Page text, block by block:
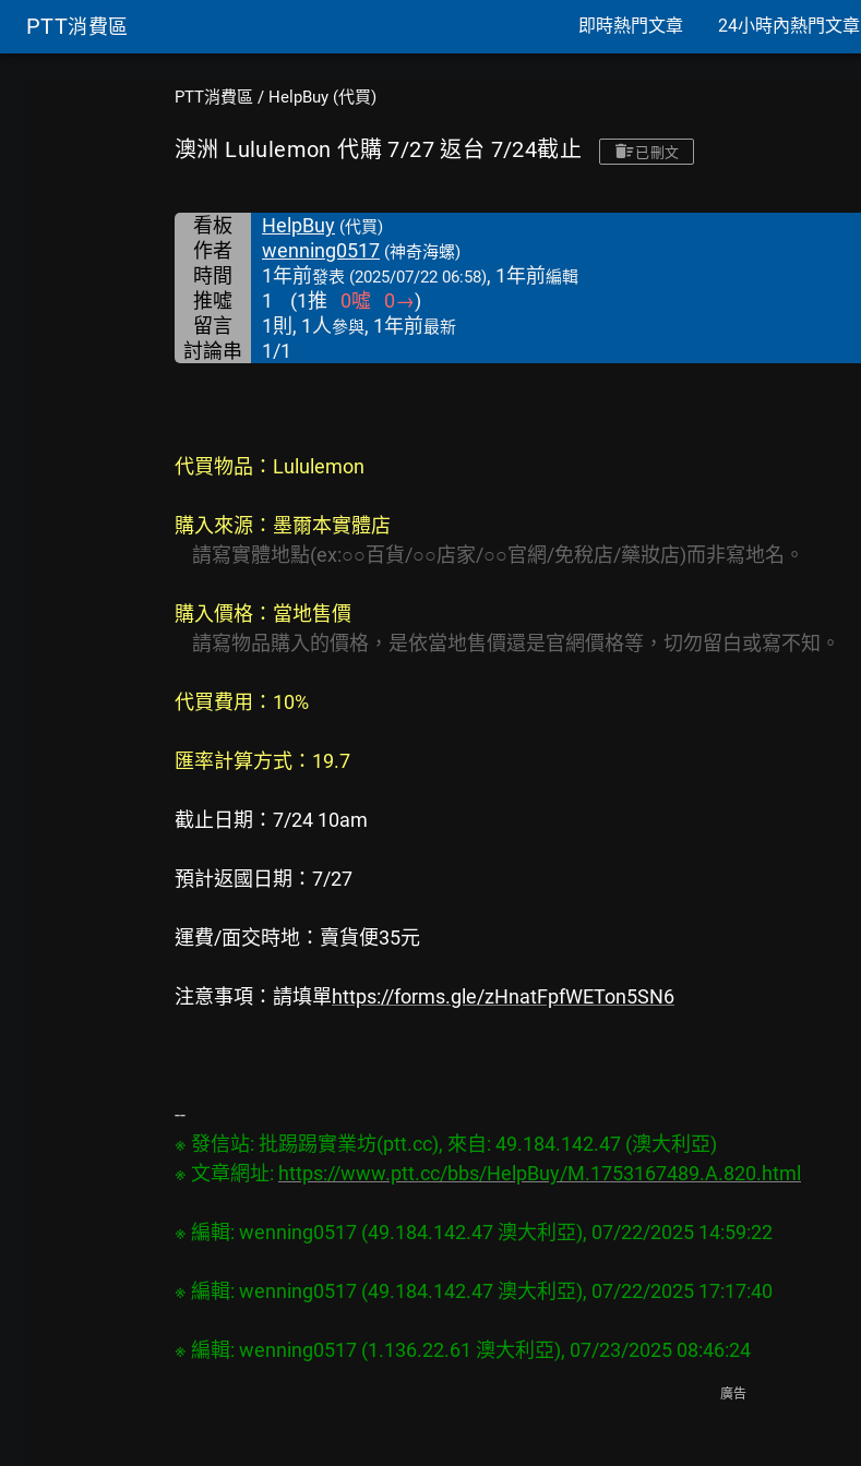
PTT消費區 即時熱門文章 24小時內熱門文章
PTT消費區 / HelpBuy (代買)
澳洲 Lululemon 代購 7/27 返台 7/24截止 已刪文
看板 HelpBuy (代買)
作者 wenning0517 (神奇海螺)
時間 1年前發表 (2025/07/22 06:58), 1年前編輯
推噓 1 (1推 0噓 0→)
留言
1則, 1人參與, 1年前最新
討論串 1/1
代買物品：Lululemon
購入來源：墨爾本實體店
請寫實體地點(ex:○○百貨/○○店家/○○官網/免稅店/藥妝店)而非寫地名。
購入價格：當地售價
請寫物品購入的價格，是依當地售價還是官網價格等，切勿留白或寫不知。
代買費用：10%
匯率計算方式：19.7
截止日期：7/24 10am
預計返國日期：7/27
運費/面交時地：賣貨便35元
注意事項：請填單https://forms.gle/zHnatFpfWETon5SN6
※ 發信站: 批踢踢實業坊(ptt.cc), 來自: 49.184.142.47 (澳大利亞)
※ 文章網址: https://www.ptt.cc/bbs/HelpBuy/M.1753167489.A.820.html
廣告